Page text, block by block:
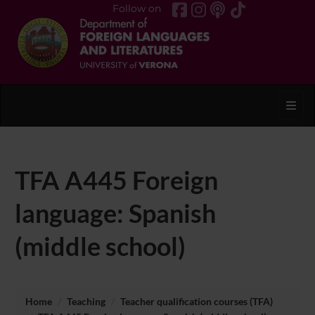
Follow on
TFA A445 Foreign
language: Spanish
(middle school)
Home Teaching
Teacher qualification courses (TFA)